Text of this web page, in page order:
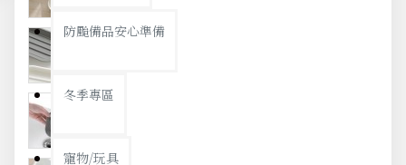
防颱備品安心準備
冬季專區
寵物/玩具